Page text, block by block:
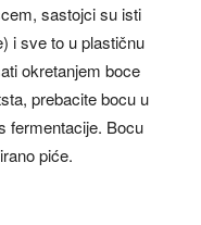
sastojci su isti
i sve to u plastičnu
okretanjem boce
prebacite bocu u
fermentacije. Bocu
piće.